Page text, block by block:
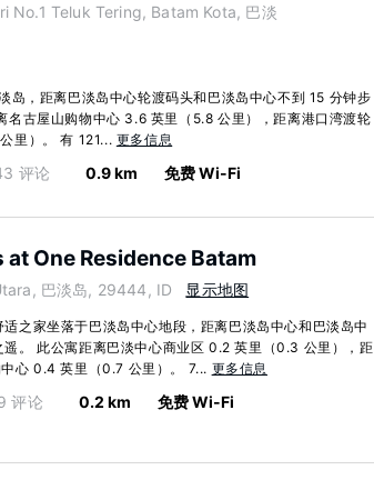
No.1 Teluk Tering, Batam Kota, 巴淡
岛，距离巴淡岛中心轮渡码头和巴淡岛中心不到 15 分钟步
名古屋山购物中心 3.6 英里（5.8 公里），距离港口湾渡轮
里）。 有 121... 更多信息
评论 0.9 km 免费 Wi-Fi
at One Residence Batam
巴淡岛, 29444, ID 显示地图
之家坐落于巴淡岛中心地段，距离巴淡岛中心和巴淡岛中
遥。 此公寓距离巴淡中心商业区 0.2 英里（0.3 公里），距
心 0.4 英里（0.7 公里）。 7... 更多信息
评论 0.2 km 免费 Wi-Fi